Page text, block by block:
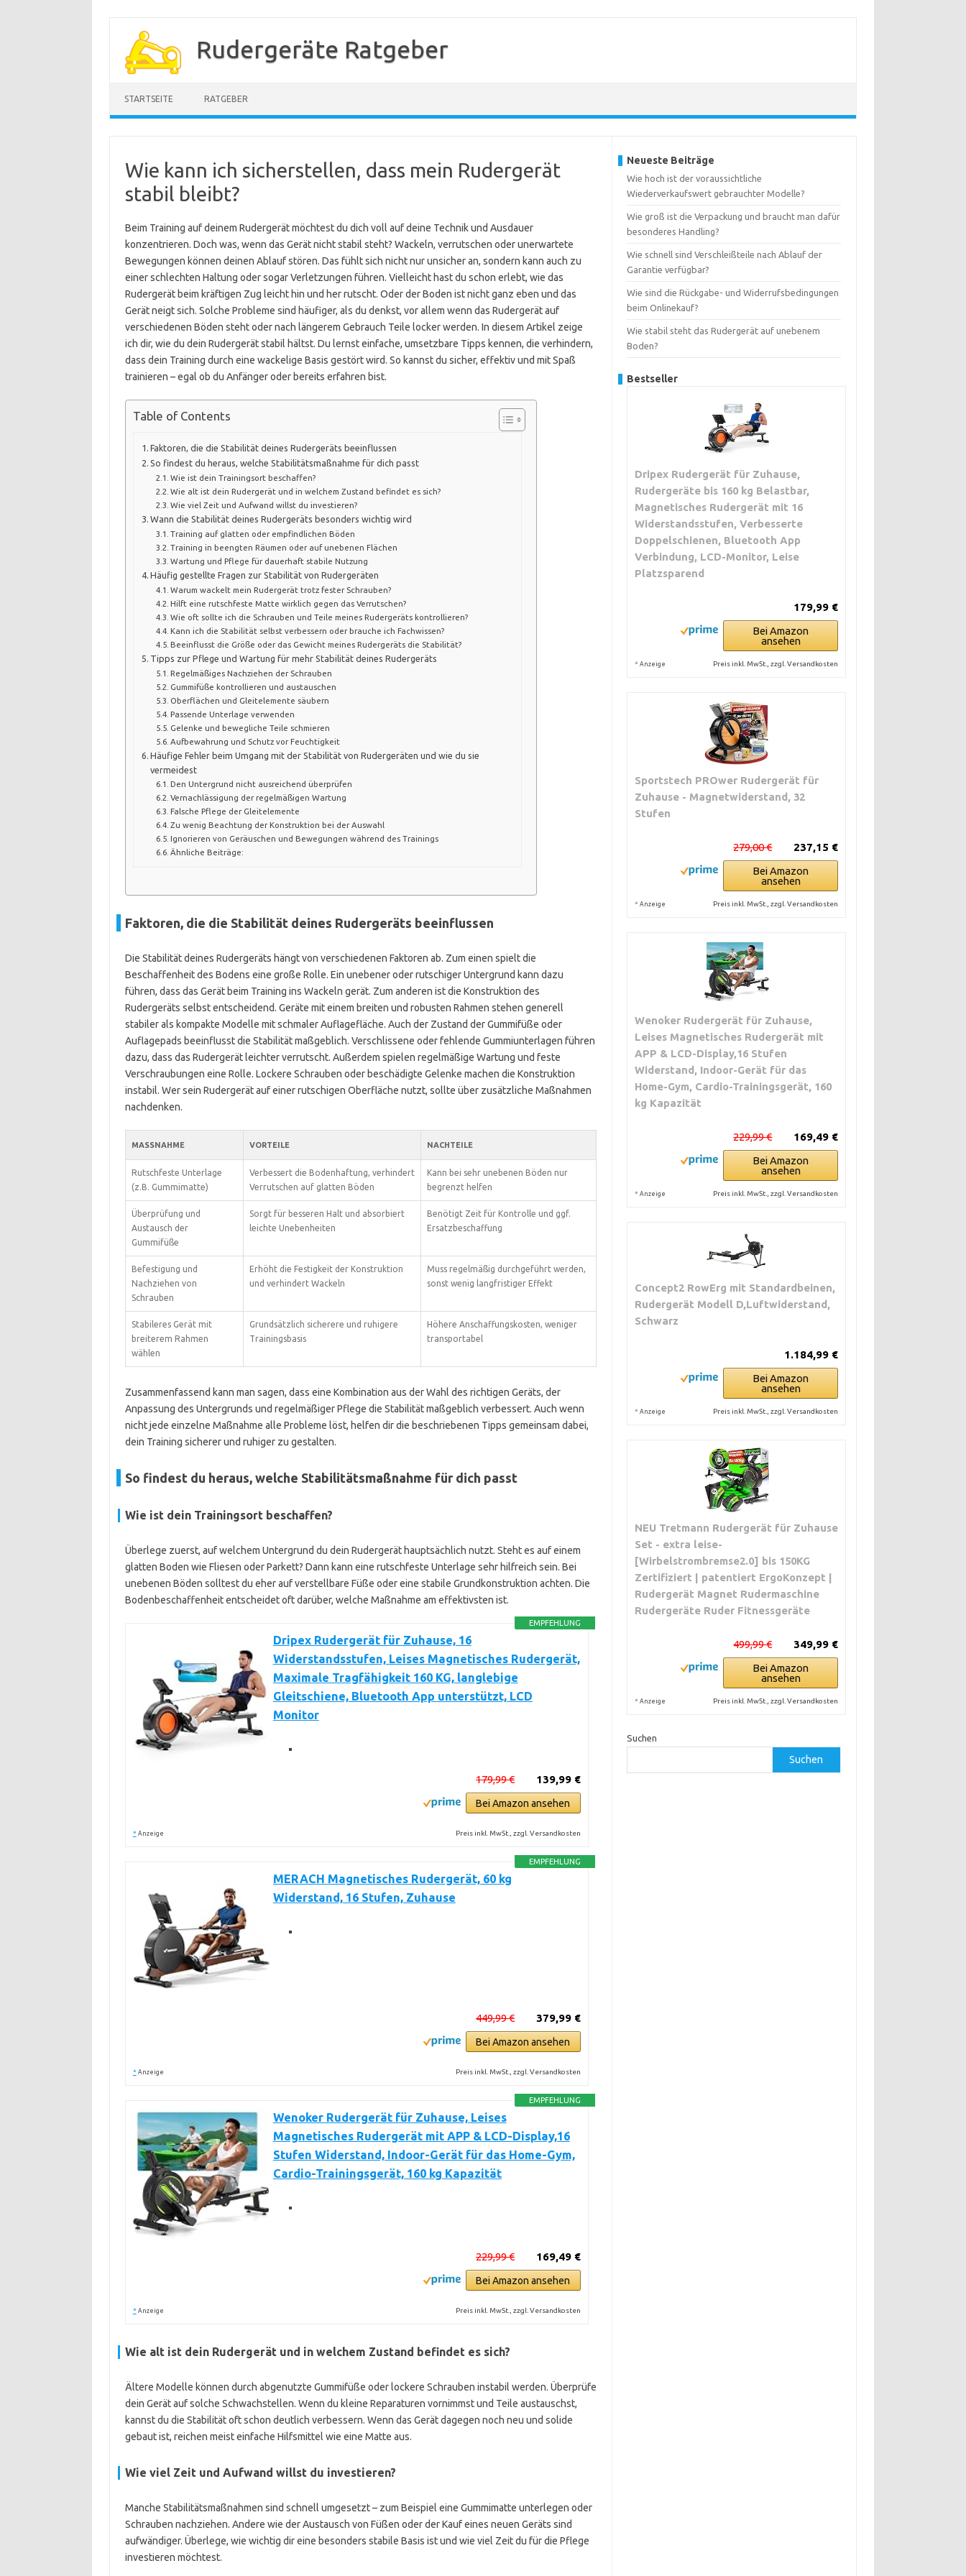
springen
Rudergeräte Ratgeber
STARTSEITE RATGEBER
Wie kann ich sicherstellen, dass mein Rudergerät
stabil bleibt?
Beim Training auf deinem Rudergerät möchtest du dich voll auf deine Technik und Ausdauer
konzentrieren. Doch was, wenn das Gerät nicht stabil steht? Wackeln, verrutschen oder unerwartete
Bewegungen können deinen Ablauf stören. Das fühlt sich nicht nur unsicher an, sondern kann auch zu
einer schlechten Haltung oder sogar Verletzungen führen. Vielleicht hast du schon erlebt, wie das
Rudergerät beim kräftigen Zug leicht hin und her rutscht. Oder der Boden ist nicht ganz eben und das
Gerät neigt sich. Solche Probleme sind häufiger, als du denkst, vor allem wenn das Rudergerät auf
verschiedenen Böden steht oder nach längerem Gebrauch Teile locker werden. In diesem Artikel zeige
ich dir, wie du dein Rudergerät stabil hältst. Du lernst einfache, umsetzbare Tipps kennen, die verhindern,
dass dein Training durch eine wackelige Basis gestört wird. So kannst du sicher, effektiv und mit Spaß
trainieren – egal ob du Anfänger oder bereits erfahren bist.
Table of Contents
Faktoren, die die Stabilität deines Rudergeräts beeinflussen
So findest du heraus, welche Stabilitätsmaßnahme für dich passt
Wie ist dein Trainingsort beschaffen?
Wie alt ist dein Rudergerät und in welchem Zustand befindet es sich?
Wie viel Zeit und Aufwand willst du investieren?
Wann die Stabilität deines Rudergeräts besonders wichtig wird
Training auf glatten oder empfindlichen Böden
Training in beengten Räumen oder auf unebenen Flächen
Wartung und Pflege für dauerhaft stabile Nutzung
Häufig gestellte Fragen zur Stabilität von Rudergeräten
Warum wackelt mein Rudergerät trotz fester Schrauben?
Hilft eine rutschfeste Matte wirklich gegen das Verrutschen?
Wie oft sollte ich die Schrauben und Teile meines Rudergeräts kontrollieren?
Kann ich die Stabilität selbst verbessern oder brauche ich Fachwissen?
Beeinflusst die Größe oder das Gewicht meines Rudergeräts die Stabilität?
Tipps zur Pflege und Wartung für mehr Stabilität deines Rudergeräts
Regelmäßiges Nachziehen der Schrauben
Gummifüße kontrollieren und austauschen
Oberflächen und Gleitelemente säubern
Passende Unterlage verwenden
Gelenke und bewegliche Teile schmieren
Aufbewahrung und Schutz vor Feuchtigkeit
Häufige Fehler beim Umgang mit der Stabilität von Rudergeräten und wie du sie
vermeidest
Den Untergrund nicht ausreichend überprüfen
Vernachlässigung der regelmäßigen Wartung
Falsche Pflege der Gleitelemente
Zu wenig Beachtung der Konstruktion bei der Auswahl
Ignorieren von Geräuschen und Bewegungen während des Trainings
Ähnliche Beiträge:
Faktoren, die die Stabilität deines Rudergeräts beeinflussen
Die Stabilität deines Rudergeräts hängt von verschiedenen Faktoren ab. Zum einen spielt die
Beschaffenheit des Bodens eine große Rolle. Ein unebener oder rutschiger Untergrund kann dazu
führen, dass das Gerät beim Training ins Wackeln gerät. Zum anderen ist die Konstruktion des
Rudergeräts selbst entscheidend. Geräte mit einem breiten und robusten Rahmen stehen generell
stabiler als kompakte Modelle mit schmaler Auflagefläche. Auch der Zustand der Gummifüße oder
Auflagepads beeinflusst die Stabilität maßgeblich. Verschlissene oder fehlende Gummiunterlagen führen
dazu, dass das Rudergerät leichter verrutscht. Außerdem spielen regelmäßige Wartung und feste
Verschraubungen eine Rolle. Lockere Schrauben oder beschädigte Gelenke machen die Konstruktion
instabil. Wer sein Rudergerät auf einer rutschigen Oberfläche nutzt, sollte über zusätzliche Maßnahmen
nachdenken.
MASSNAHME VORTEILE NACHTEILE
Rutschfeste Unterlage
(z.B. Gummimatte)
Verbessert die Bodenhaftung, verhindert
Verrutschen auf glatten Böden
Kann bei sehr unebenen Böden nur
begrenzt helfen
Überprüfung und
Austausch der
Gummifüße
Sorgt für besseren Halt und absorbiert
leichte Unebenheiten
Benötigt Zeit für Kontrolle und ggf.
Ersatzbeschaffung
Befestigung und
Nachziehen von
Schrauben
Erhöht die Festigkeit der Konstruktion
und verhindert Wackeln
Muss regelmäßig durchgeführt werden,
sonst wenig langfristiger Effekt
Stabileres Gerät mit
breiterem Rahmen
wählen
Grundsätzlich sicherere und ruhigere
Trainingsbasis
Höhere Anschaffungskosten, weniger
transportabel
Zusammenfassend kann man sagen, dass eine Kombination aus der Wahl des richtigen Geräts, der
Anpassung des Untergrunds und regelmäßiger Pflege die Stabilität maßgeblich verbessert. Auch wenn
nicht jede einzelne Maßnahme alle Probleme löst, helfen dir die beschriebenen Tipps gemeinsam dabei,
dein Training sicherer und ruhiger zu gestalten.
So findest du heraus, welche Stabilitätsmaßnahme für dich passt
Wie ist dein Trainingsort beschaffen?
Überlege zuerst, auf welchem Untergrund du dein Rudergerät hauptsächlich nutzt. Steht es auf einem
glatten Boden wie Fliesen oder Parkett? Dann kann eine rutschfeste Unterlage sehr hilfreich sein. Bei
unebenen Böden solltest du eher auf verstellbare Füße oder eine stabile Grundkonstruktion achten. Die
Bodenbeschaffenheit entscheidet oft darüber, welche Maßnahme am effektivsten ist.
EMPFEHLUNG
Dripex Rudergerät für Zuhause, 16
Widerstandsstufen, Leises Magnetisches Rudergerät,
Maximale Tragfähigkeit 160 KG, langlebige
Gleitschiene, Bluetooth App unterstützt, LCD
Monitor
139,99 €
179,99 €
Bei Amazon ansehen
* Anzeige Preis inkl. MwSt., zzgl. Versandkosten
EMPFEHLUNG
MERACH Magnetisches Rudergerät, 60 kg
Widerstand, 16 Stufen, Zuhause
379,99 €
449,99 €
Bei Amazon ansehen
* Anzeige Preis inkl. MwSt., zzgl. Versandkosten
EMPFEHLUNG
Wenoker Rudergerät für Zuhause, Leises
Magnetisches Rudergerät mit APP & LCD-Display,16
Stufen Widerstand, Indoor-Gerät für das Home-Gym,
Cardio-Trainingsgerät, 160 kg Kapazität
169,49 €
229,99 €
Bei Amazon ansehen
* Anzeige Preis inkl. MwSt., zzgl. Versandkosten
Wie alt ist dein Rudergerät und in welchem Zustand befindet es sich?
Ältere Modelle können durch abgenutzte Gummifüße oder lockere Schrauben instabil werden. Überprüfe
dein Gerät auf solche Schwachstellen. Wenn du kleine Reparaturen vornimmst und Teile austauschst,
kannst du die Stabilität oft schon deutlich verbessern. Wenn das Gerät dagegen noch neu und solide
gebaut ist, reichen meist einfache Hilfsmittel wie eine Matte aus.
Wie viel Zeit und Aufwand willst du investieren?
Manche Stabilitätsmaßnahmen sind schnell umgesetzt – zum Beispiel eine Gummimatte unterlegen oder
Schrauben nachziehen. Andere wie der Austausch von Füßen oder der Kauf eines neuen Geräts sind
aufwändiger. Überlege, wie wichtig dir eine besonders stabile Basis ist und wie viel Zeit du für die Pflege
investieren möchtest.
Neueste Beiträge
Wie hoch ist der voraussichtliche
Wiederverkaufswert gebrauchter Modelle?
Wie groß ist die Verpackung und braucht man dafür
besonderes Handling?
Wie schnell sind Verschleißteile nach Ablauf der
Garantie verfügbar?
Wie sind die Rückgabe- und Widerrufsbedingungen
beim Onlinekauf?
Wie stabil steht das Rudergerät auf unebenem
Boden?
Bestseller
Dripex Rudergerät für Zuhause,
Rudergeräte bis 160 kg Belastbar,
Magnetisches Rudergerät mit 16
Widerstandsstufen, Verbesserte
Doppelschienen, Bluetooth App
Verbindung, LCD-Monitor, Leise
Platzsparend
179,99 €
Bei Amazon
ansehen
* Anzeige Preis inkl. MwSt., zzgl. Versandkosten
Sportstech PROwer Rudergerät für
Zuhause - Magnetwiderstand, 32
Stufen
237,15 €
279,00 €
Bei Amazon
ansehen
* Anzeige Preis inkl. MwSt., zzgl. Versandkosten
Wenoker Rudergerät für Zuhause,
Leises Magnetisches Rudergerät mit
APP & LCD-Display,16 Stufen
Widerstand, Indoor-Gerät für das
Home-Gym, Cardio-Trainingsgerät, 160
kg Kapazität
169,49 €
229,99 €
Bei Amazon
ansehen
* Anzeige Preis inkl. MwSt., zzgl. Versandkosten
Concept2 RowErg mit Standardbeinen,
Rudergerät Modell D,Luftwiderstand,
Schwarz
1.184,99 €
Bei Amazon
ansehen
* Anzeige Preis inkl. MwSt., zzgl. Versandkosten
NEU Tretmann Rudergerät für Zuhause
Set - extra leise-
[Wirbelstrombremse2.0] bis 150KG
Zertifiziert | patentiert ErgoKonzept |
Rudergerät Magnet Rudermaschine
Rudergeräte Ruder Fitnessgeräte
349,99 €
499,99 €
Bei Amazon
ansehen
* Anzeige Preis inkl. MwSt., zzgl. Versandkosten
Suchen
Suchen